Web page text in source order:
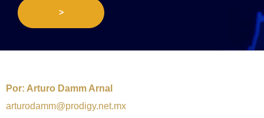
>
Por: Arturo Damm Arnal
arturodamm@prodigy.net.mx